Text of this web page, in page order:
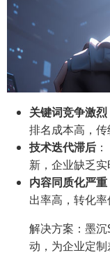
关键词竞争激烈
排名成本高，传
技术迭代滞后
新，企业缺乏实
内容同质化严重
出率高，转化率
解决方案：墨沉
动，为企业定